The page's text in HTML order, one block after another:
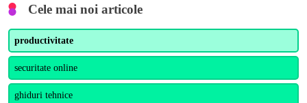
Cele mai noi articole
productivitate
securitate online
ghiduri tehnice